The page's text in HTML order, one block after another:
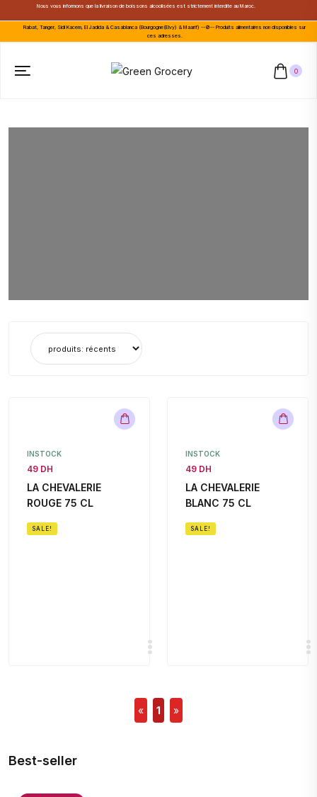
Nous vous informons que la livraison de boissons alcoolisées est strictement interdite au Maroc.
Rabat, Tanger, Sidi Kacem, El Jadida & Casablanca (Bourgogne(Elvy) & Maarif) --🚫-- Produits alimentaires non disponibles sur
ces adresses.
0
INSTOCK
49 DH
LA CHEVALERIE
ROUGE 75 CL
SALE!
INSTOCK
49 DH
LA CHEVALERIE
BLANC 75 CL
SALE!
« 1 »
Best-seller